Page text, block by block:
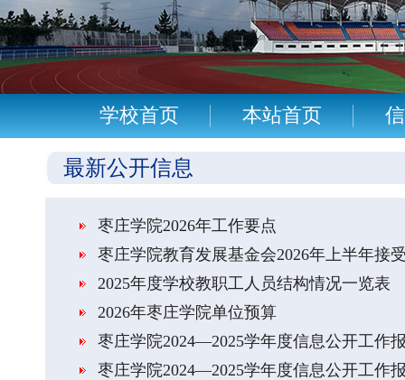
学校首页 本站首页
最新公开信息
​枣庄学院2026年工作要点
枣庄学院教育发展基金会2026年上半年接
​2025年度学校教职工人员结构情况一览表
​2026年枣庄学院单位预算
枣庄学院2024—2025学年度信息公开工作
枣庄学院2024—2025学年度信息公开工作